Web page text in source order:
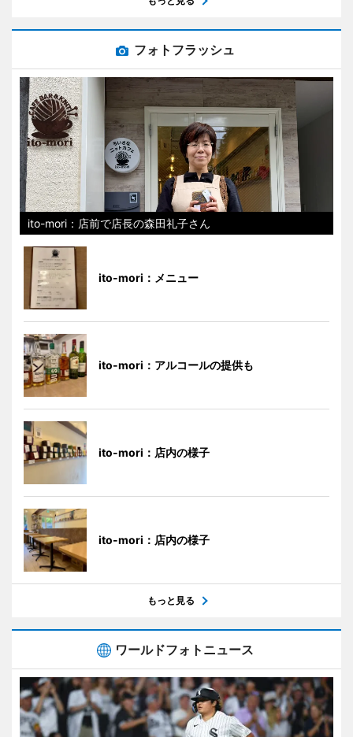
フォトフラッシュ
ito-mori：店前で店長の森田礼子さん
ito-mori：メニュー
ito-mori：アルコールの提供も
ito-mori：店内の様子
ito-mori：店内の様子
もっと見る
ワールドフォトニュース